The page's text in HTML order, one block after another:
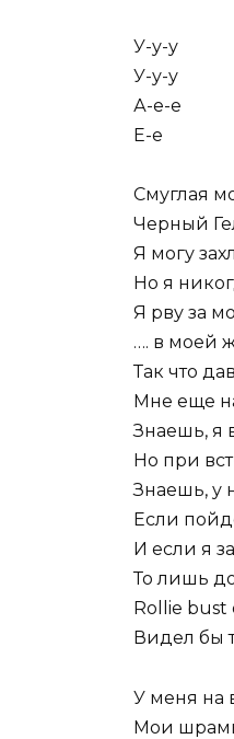
У-у-у
У-у-у
А-е-е
Е-е
Смуглая
Черный
Я могу
Но я
Я рву за
…. в моей
Так что
Мне еще
Знаешь, я
Но при
Знаешь, у
Если
И если я
То лишь
Rollie bust
Видел бы
У меня на
Мои